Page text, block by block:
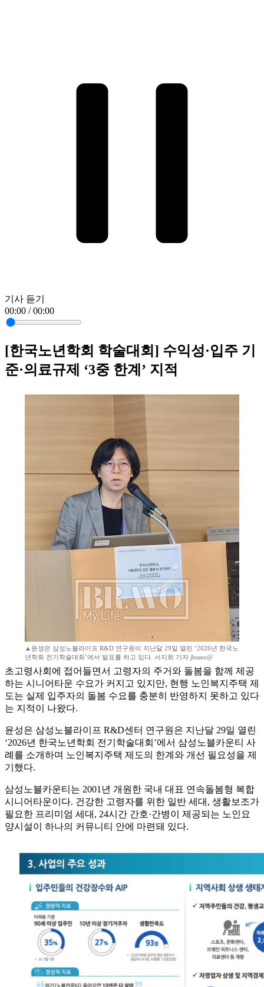
기사 듣기
00:00 / 00:00
[한국노년학회 학술대회] 수익성·입주 기
준·의료규제 ‘3중 한계’ 지적
▲윤성은 삼성노블라이프 R&D 연구원이 지난달 29일 열린 ‘2026년 한국노
년학회 전기학술대회’에서 발표를 하고 있다. 서지희 기자 jhsseo@
초고령사회에 접어들면서 고령자의 주거와 돌봄을 함께 제공
하는 시니어타운 수요가 커지고 있지만, 현행 노인복지주택 제
도는 실제 입주자의 돌봄 수요를 충분히 반영하지 못하고 있다
는 지적이 나왔다.
윤성은 삼성노블라이프 R&D센터 연구원은 지난달 29일 열린
‘2026년 한국노년학회 전기학술대회’에서 삼성노블카운티 사
례를 소개하며 노인복지주택 제도의 한계와 개선 필요성을 제
기했다.
삼성노블카운티는 2001년 개원한 국내 대표 연속돌봄형 복합
시니어타운이다. 건강한 고령자를 위한 일반 세대, 생활보조가
필요한 프리미엄 세대, 24시간 간호·간병이 제공되는 노인요
양시설이 하나의 커뮤니티 안에 마련돼 있다.